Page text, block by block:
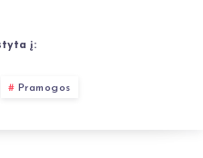
į:
Pramogos